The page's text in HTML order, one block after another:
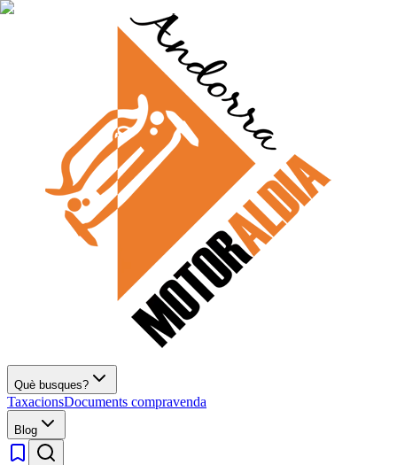
Què busques?
TaxacionsDocuments compravenda
Blog